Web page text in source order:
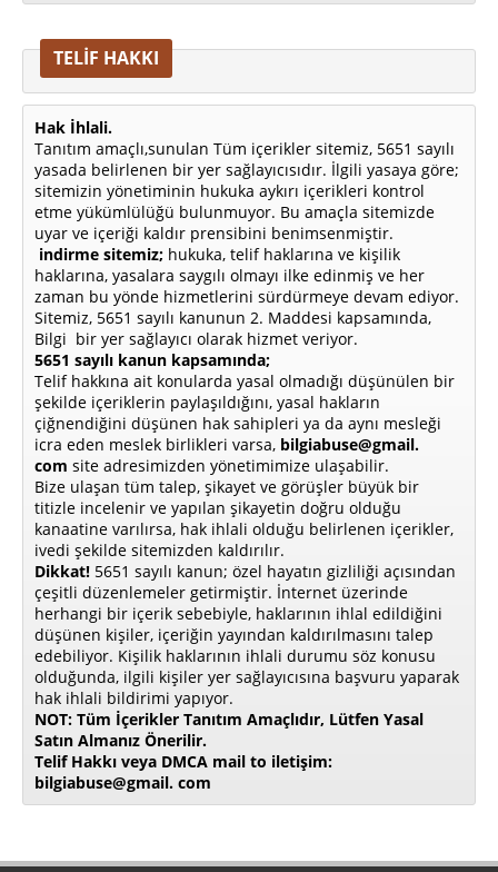
TELİF HAKKI
Hak İhlali.
Tanıtım amaçlı,sunulan Tüm içerikler sitemiz, 5651 sayılı
yasada belirlenen bir yer sağlayıcısıdır. İlgili yasaya göre;
sitemizin yönetiminin hukuka aykırı içerikleri kontrol
etme yükümlülüğü bulunmuyor. Bu amaçla sitemizde
uyar ve içeriği kaldır prensibini benimsenmiştir.
indirme sitemiz; hukuka, telif haklarına ve kişilik
haklarına, yasalara saygılı olmayı ilke edinmiş ve her
zaman bu yönde hizmetlerini sürdürmeye devam ediyor.
Sitemiz, 5651 sayılı kanunun 2. Maddesi kapsamında,
Bilgi bir yer sağlayıcı olarak hizmet veriyor.
5651 sayılı kanun kapsamında;
Telif hakkına ait konularda yasal olmadığı düşünülen bir
şekilde içeriklerin paylaşıldığını, yasal hakların
çiğnendiğini düşünen hak sahipleri ya da aynı mesleği
icra eden meslek birlikleri varsa, bilgiabuse@gmail.
com site adresimizden yönetimimize ulaşabilir.
Bize ulaşan tüm talep, şikayet ve görüşler büyük bir
titizle incelenir ve yapılan şikayetin doğru olduğu
kanaatine varılırsa, hak ihlali olduğu belirlenen içerikler,
ivedi şekilde sitemizden kaldırılır.
Dikkat! 5651 sayılı kanun; özel hayatın gizliliği açısından
çeşitli düzenlemeler getirmiştir. İnternet üzerinde
herhangi bir içerik sebebiyle, haklarının ihlal edildiğini
düşünen kişiler, içeriğin yayından kaldırılmasını talep
edebiliyor. Kişilik haklarının ihlali durumu söz konusu
olduğunda, ilgili kişiler yer sağlayıcısına başvuru yaparak
hak ihlali bildirimi yapıyor.
NOT: Tüm İçerikler Tanıtım Amaçlıdır, Lütfen Yasal
Satın Almanız Önerilir.
Telif Hakkı veya DMCA mail to iletişim:
bilgiabuse@gmail. com